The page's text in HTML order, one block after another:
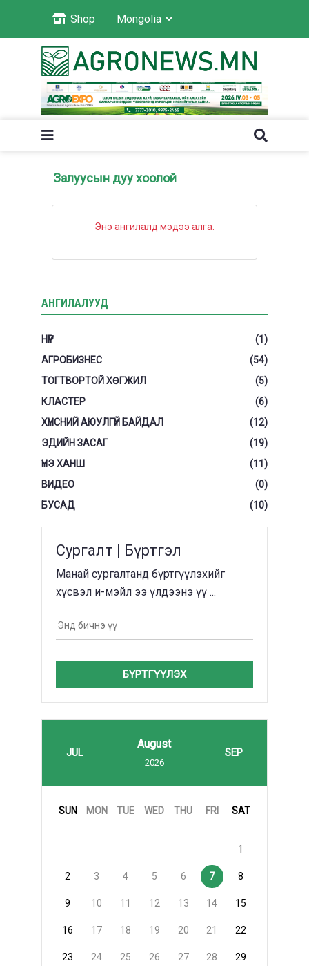
Shop
Залуусын дуу хоолой
Энэ ангилалд мэдээ алга.
АНГИЛАЛУУД
НҮҮР
(1)
АГРОБИЗНЕС
(54)
ТОГТВОРТОЙ ХӨГЖИЛ
(5)
КЛАСТЕР
(6)
ХҮНСНИЙ АЮУЛГҮЙ БАЙДАЛ
(12)
ЭДИЙН ЗАСАГ
(19)
ҮНЭ ХАНШ
(11)
ВИДЕО
(0)
БУСАД
(10)
Сургалт | Бүртгэл
Манай сургалтанд бүртгүүлэхийг
хүсвэл и-мэйл ээ үлдээнэ үү ...
БҮРТГҮҮЛЭХ
JUL
August
2026
SEP
SUN MON TUE WED THU FRI SAT
1
2 3 4 5 6 7 8
9 10 11 12 13 14 15
16 17 18 19 20 21 22
23 24 25 26 27 28 29